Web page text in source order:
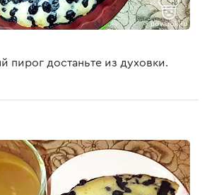
пирог достаньте из духовки.